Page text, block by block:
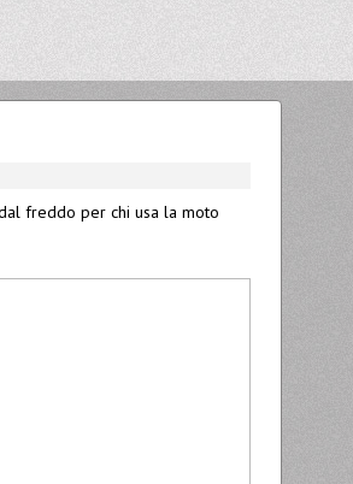
freddo per chi usa la moto